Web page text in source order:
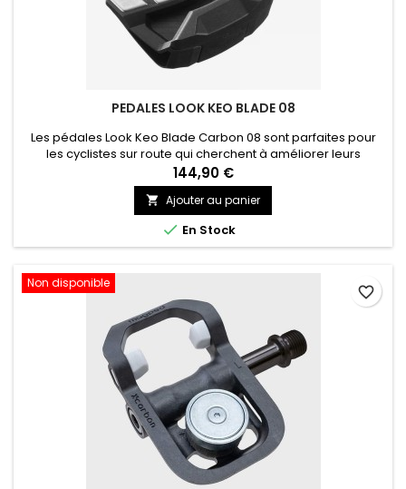
PEDALES LOOK KEO BLADE 08
Les pédales Look Keo Blade Carbon 08 sont parfaites pour
les cyclistes sur route qui cherchent à améliorer leurs
performances. Avec une répartition optimale de la pression
et une stabilité accrue, ces pédales garantissent une
sensation de stabilité et de sécurité à chaque coup de
pédale
144,90 €
 Ajouter au panier
 En Stock
Non disponible
favorite_border